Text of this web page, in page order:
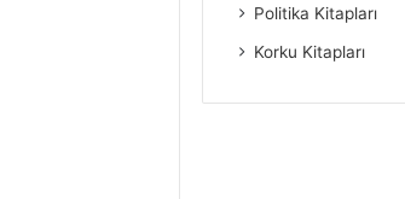
Politika Kitapları
Korku Kitapları